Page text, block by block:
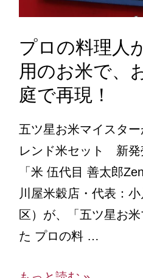
プロの料理人
用のお米で、
庭で再現！
五ツ星お米マイスタ
レンド米セット 新発
「米 伍代目 善太郎
川屋米穀店・代表：
区）が、「五ツ星お
た プロの料 …